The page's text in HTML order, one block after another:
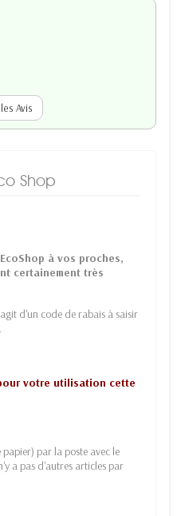
Avis
Shop
à vos proches,
certainement très
d'un code de rabais à saisir
votre utilisation cette
par la poste avec le
a pas d'autres articles par